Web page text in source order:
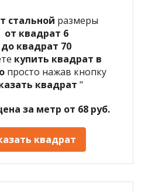
стальной размеры
от квадрат 6
до квадрат 70
купить квадрат в
просто нажав кнопку
квадрат "
за метр от 68 руб.
квадрат